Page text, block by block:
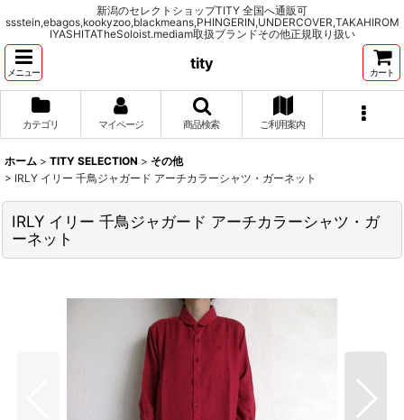
新潟のセレクトショップTITY 全国へ通販可
ssstein,ebagos,kookyzoo,blackmeans,PHINGERIN,UNDERCOVER,TAKAHIROM
IYASHITATheSoloist.mediam取扱ブランドその他正規取り扱い
メニュー
tity
カート
カテゴリ マイページ 商品検索 ご利用案内
ホーム > TITY SELECTION > その他
> IRLY イリー 千鳥ジャガード アーチカラーシャツ・ガーネット
IRLY イリー 千鳥ジャガード アーチカラーシャツ・ガ
ーネット